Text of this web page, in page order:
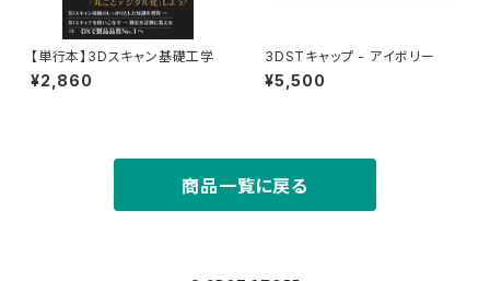
【単行本】3Dスキャン基礎工学
¥2,860
3DSTキャップ - アイボリー
¥5,500
商品一覧に戻る